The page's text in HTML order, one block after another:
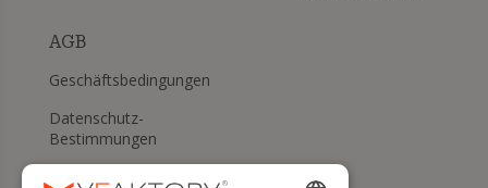
AGB
Geschäftsbedingungen
Datenschutz-
Bestimmungen
Meine Cookies verwalten